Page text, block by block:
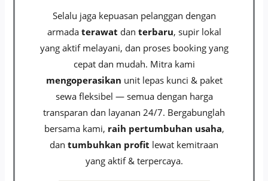
Selalu jaga kepuasan pelanggan dengan
armada terawat dan terbaru, supir lokal
yang aktif melayani, dan proses booking yang
cepat dan mudah. Mitra kami
mengoperasikan unit lepas kunci & paket
sewa fleksibel — semua dengan harga
transparan dan layanan 24/7. Bergabunglah
bersama kami, raih pertumbuhan usaha,
dan tumbuhkan profit lewat kemitraan
yang aktif & terpercaya.